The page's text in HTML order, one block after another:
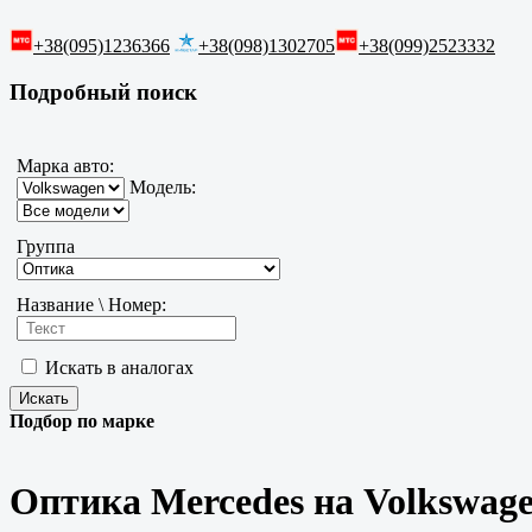
+38(095)1236366 +38(098)1302705 +38(099)2523332
Подробный поиск
Марка авто:
Модель:
Группа
Название \ Номер:
Искать в аналогах
Подбор по марке
Оптика Mercedes на